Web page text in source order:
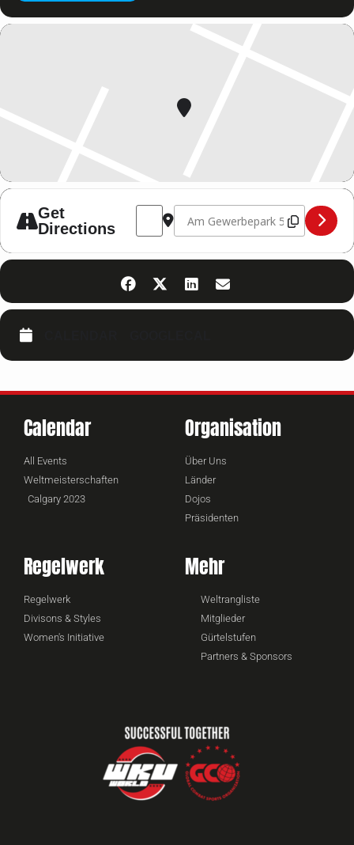
Get
Directions
Address - Seminar mit Peter "Sugarfoot"
Destination Address - Seminar
Calendar
All Events
Weltmeisterschaften
Calgary 2023
Organisation
Über Uns
Länder
Dojos
Präsidenten
Regelwerk
Regelwerk
Divisons & Styles
Women's Initiative
Mehr
Weltrangliste
Mitglieder
Gürtelstufen
Partners & Sponsors